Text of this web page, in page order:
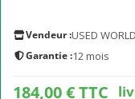
Vendeur :USED
Garantie :12 mois
184,00 € TTC